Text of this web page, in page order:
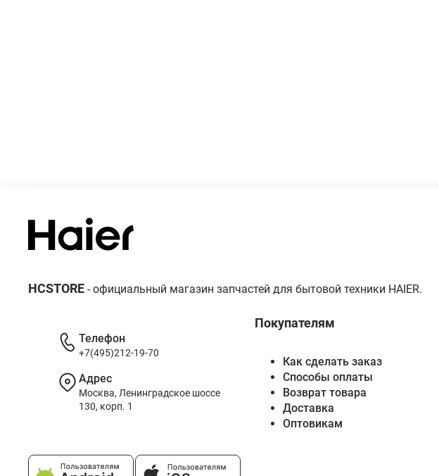
HCSTORE - официальный магазин запчастей для бытовой техники HAIER.
Покупателям
Как сделать заказ
Способы оплаты
Возврат товара
Доставка
Оптовикам
Телефон
+7(495)212-19-70
Адрес
Москва, Ленинградское шоссе
130, корп. 1